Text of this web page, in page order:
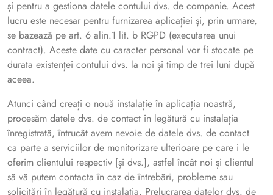
și pentru a gestiona datele contului dvs. de companie. Acest
lucru este necesar pentru furnizarea aplicației și, prin urmare,
se bazează pe art. 6 alin.1 lit. b RGPD (executarea unui
contract). Aceste date cu caracter personal vor fi stocate pe
durata existenței contului dvs. la noi și timp de trei luni după
aceea.
Atunci când creați o nouă instalație în aplicația noastră,
procesăm datele dvs. de contact în legătură cu instalația
înregistrată, întrucât avem nevoie de datele dvs. de contact
ca parte a serviciilor de monitorizare ulterioare pe care i le
oferim clientului respectiv [și dvs.], astfel încât noi și clientul
să vă putem contacta în caz de întrebări, probleme sau
solicitări în legătură cu instalația. Prelucrarea datelor dvs. de